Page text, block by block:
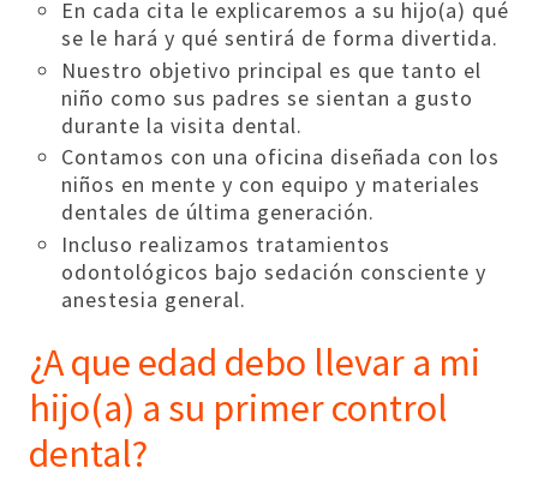
En cada cita le explicaremos a su hijo(a) qué
se le hará y qué sentirá de forma divertida.
Nuestro objetivo principal es que tanto el
niño como sus padres se sientan a gusto
durante la visita dental.
Contamos con una oficina diseñada con los
niños en mente y con equipo y materiales
dentales de última generación.
Incluso realizamos tratamientos
odontológicos bajo sedación consciente y
anestesia general.
¿A que edad debo llevar a mi
hijo(a) a su primer control
dental?